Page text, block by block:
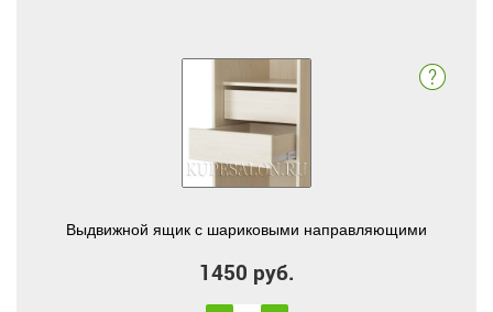
Выдвижной ящик с шариковыми направляющими
1450 руб.